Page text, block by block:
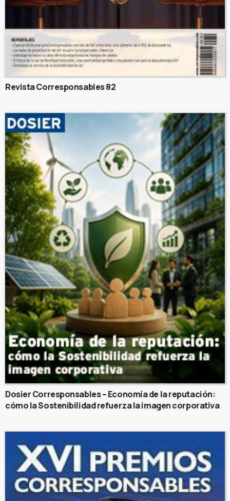
Revista Corresponsables 82
Dosier Corresponsables – Economía de la reputación:
cómo la Sostenibilidad refuerza la imagen corporativa